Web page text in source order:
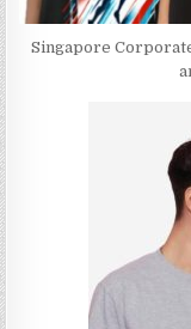
Singapore